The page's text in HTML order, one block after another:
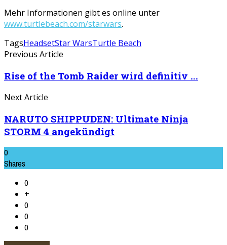
Mehr Informationen gibt es online unter
www.turtlebeach.com/starwars.
TagsHeadsetStar WarsTurtle Beach
Previous Article
Rise of the Tomb Raider wird definitiv ...
Next Article
NARUTO SHIPPUDEN: Ultimate Ninja
STORM 4 angekündigt
0
Shares
0
+
0
0
0